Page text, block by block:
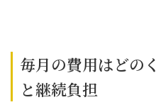
毎月の費用はど
と継続負担